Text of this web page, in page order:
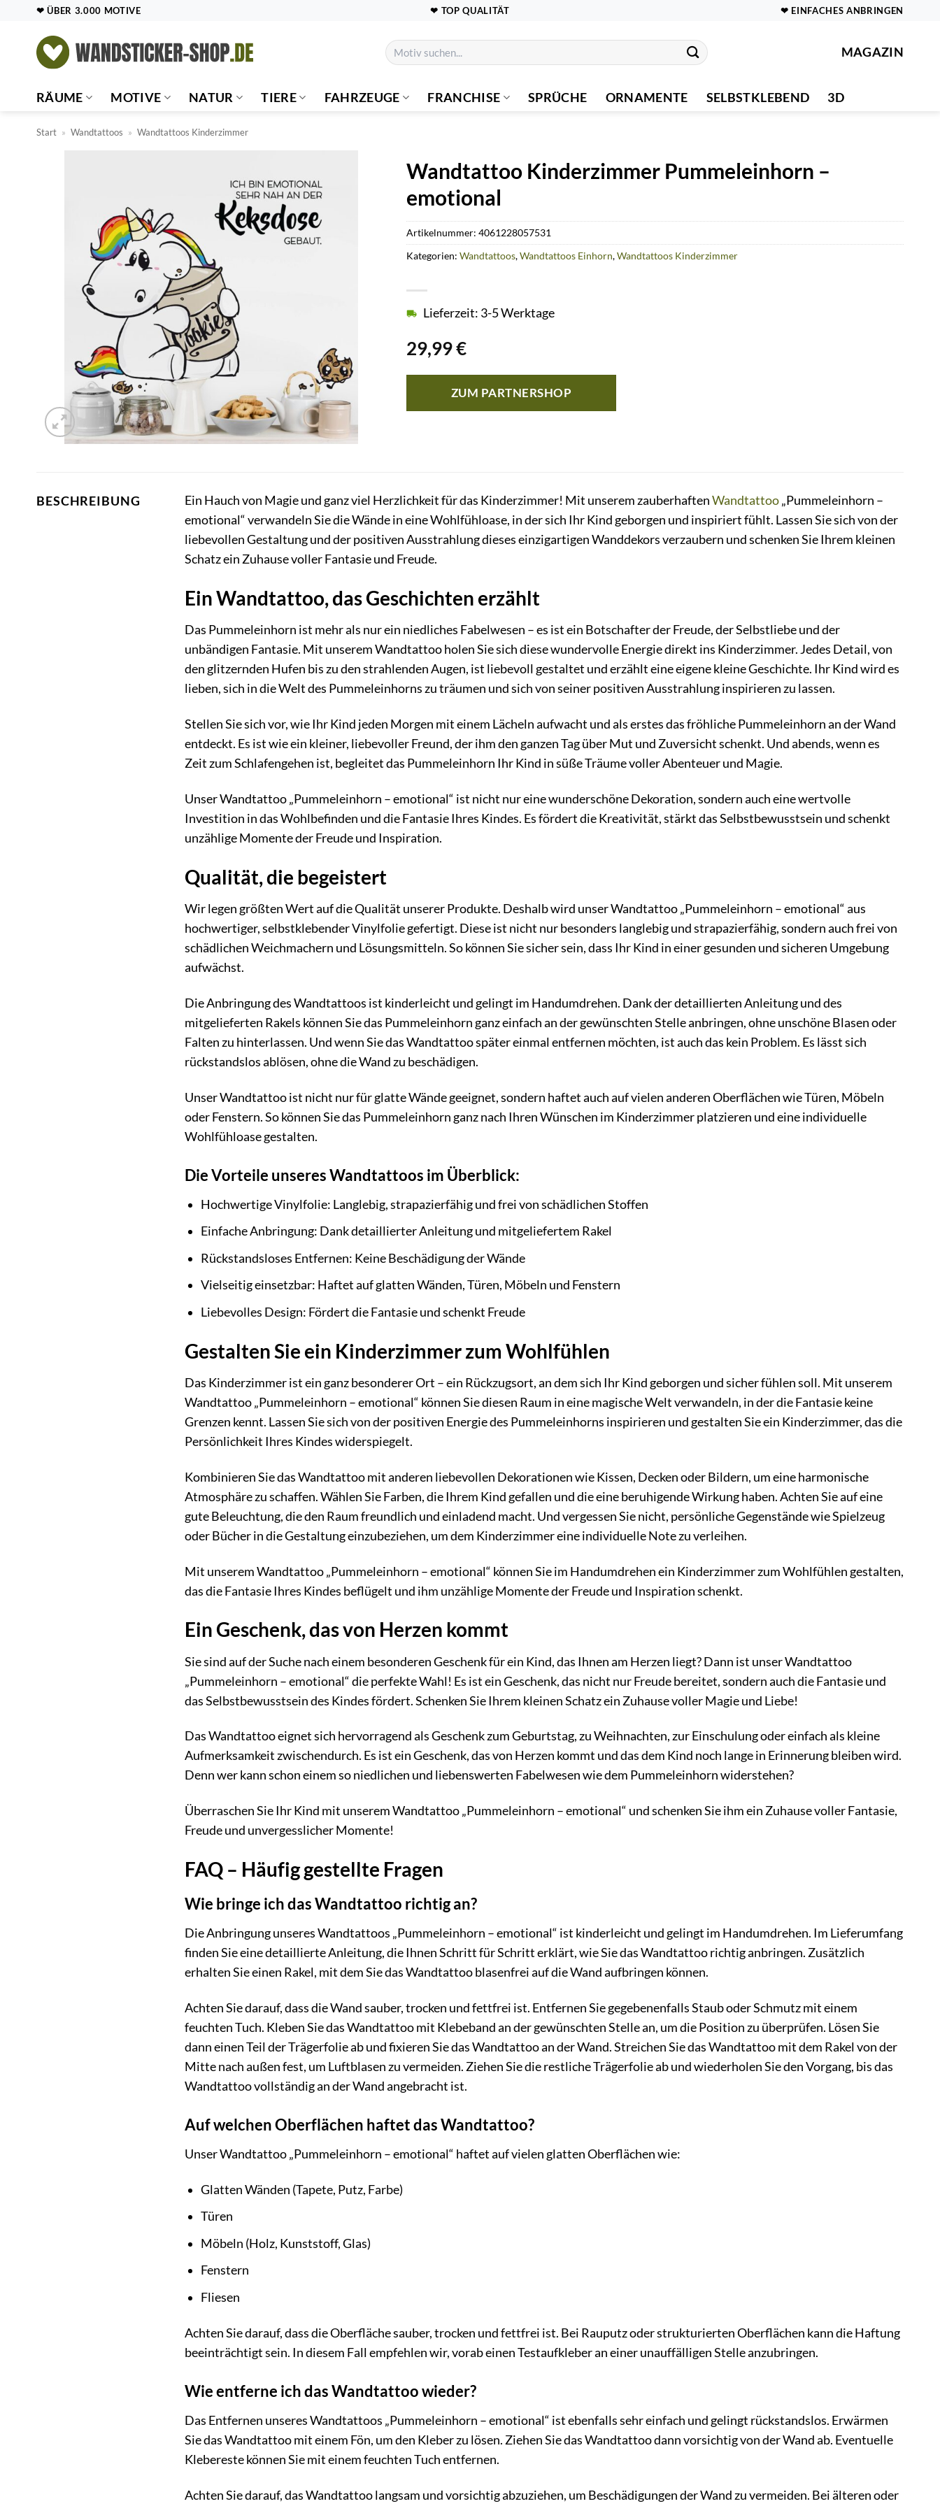
springen
❤ ÜBER 3.000 MOTIVE ❤ TOP QUALITÄT ❤ EINFACHES ANBRINGEN
Suchen
nach:
MAGAZIN
RÄUME MOTIVE NATUR TIERE FAHRZEUGE FRANCHISE SPRÜCHE ORNAMENTE SELBSTKLEBEND 3D
Start » Wandtattoos » Wandtattoos Kinderzimmer
Wandtattoo Kinderzimmer Pummeleinhorn –
emotional
29,99€
Lieferzeit: 3-5 Werktage
ZUM PARTNERSHOP
Artikelnummer:4061228057531
Kategorien:Wandtattoos,Wandtattoos Einhorn,Wandtattoos Kinderzimmer
BESCHREIBUNG Ein Hauch von Magie und ganz viel Herzlichkeit für das Kinderzimmer! Mit unserem zauberhaftenWandtattoo„Pummeleinhorn –
emotional“ verwandeln Sie die Wände in eine Wohlfühloase, in der sich Ihr Kind geborgen und inspiriert fühlt. Lassen Sie sich von der
liebevollen Gestaltung und der positiven Ausstrahlung dieses einzigartigen Wanddekors verzaubern und schenken Sie Ihrem kleinen
Schatz ein Zuhause voller Fantasie und Freude.
Ein Wandtattoo, das Geschichten erzählt
Das Pummeleinhorn ist mehr als nur ein niedliches Fabelwesen – es ist ein Botschafter der Freude, der Selbstliebe und der
unbändigen Fantasie. Mit unserem Wandtattoo holen Sie sich diese wundervolle Energie direkt ins Kinderzimmer. Jedes Detail, von
den glitzernden Hufen bis zu den strahlenden Augen, ist liebevoll gestaltet und erzählt eine eigene kleine Geschichte. Ihr Kind wird es
lieben, sich in die Welt des Pummeleinhorns zu träumen und sich von seiner positiven Ausstrahlung inspirieren zu lassen.
Stellen Sie sich vor, wie Ihr Kind jeden Morgen mit einem Lächeln aufwacht und als erstes das fröhliche Pummeleinhorn an der Wand
entdeckt. Es ist wie ein kleiner, liebevoller Freund, der ihm den ganzen Tag über Mut und Zuversicht schenkt. Und abends, wenn es
Zeit zum Schlafengehen ist, begleitet das Pummeleinhorn Ihr Kind in süße Träume voller Abenteuer und Magie.
Unser Wandtattoo „Pummeleinhorn – emotional“ ist nicht nur eine wunderschöne Dekoration, sondern auch eine wertvolle
Investition in das Wohlbefinden und die Fantasie Ihres Kindes. Es fördert die Kreativität, stärkt das Selbstbewusstsein und schenkt
unzählige Momente der Freude und Inspiration.
Qualität, die begeistert
Wir legen größten Wert auf die Qualität unserer Produkte. Deshalb wird unser Wandtattoo „Pummeleinhorn – emotional“ aus
hochwertiger, selbstklebender Vinylfolie gefertigt. Diese ist nicht nur besonders langlebig und strapazierfähig, sondern auch frei von
schädlichen Weichmachern und Lösungsmitteln. So können Sie sicher sein, dass Ihr Kind in einer gesunden und sicheren Umgebung
aufwächst.
Die Anbringung des Wandtattoos ist kinderleicht und gelingt im Handumdrehen. Dank der detaillierten Anleitung und des
mitgelieferten Rakels können Sie das Pummeleinhorn ganz einfach an der gewünschten Stelle anbringen, ohne unschöne Blasen oder
Falten zu hinterlassen. Und wenn Sie das Wandtattoo später einmal entfernen möchten, ist auch das kein Problem. Es lässt sich
rückstandslos ablösen, ohne die Wand zu beschädigen.
Unser Wandtattoo ist nicht nur für glatte Wände geeignet, sondern haftet auch auf vielen anderen Oberflächen wie Türen, Möbeln
oder Fenstern. So können Sie das Pummeleinhorn ganz nach Ihren Wünschen im Kinderzimmer platzieren und eine individuelle
Wohlfühloase gestalten.
Die Vorteile unseres Wandtattoos im Überblick:
Hochwertige Vinylfolie: Langlebig, strapazierfähig und frei von schädlichen Stoffen
Einfache Anbringung: Dank detaillierter Anleitung und mitgeliefertem Rakel
Rückstandsloses Entfernen: Keine Beschädigung der Wände
Vielseitig einsetzbar: Haftet auf glatten Wänden, Türen, Möbeln und Fenstern
Liebevolles Design: Fördert die Fantasie und schenkt Freude
Gestalten Sie ein Kinderzimmer zum Wohlfühlen
Das Kinderzimmer ist ein ganz besonderer Ort – ein Rückzugsort, an dem sich Ihr Kind geborgen und sicher fühlen soll. Mit unserem
Wandtattoo „Pummeleinhorn – emotional“ können Sie diesen Raum in eine magische Welt verwandeln, in der die Fantasie keine
Grenzen kennt. Lassen Sie sich von der positiven Energie des Pummeleinhorns inspirieren und gestalten Sie ein Kinderzimmer, das die
Persönlichkeit Ihres Kindes widerspiegelt.
Kombinieren Sie das Wandtattoo mit anderen liebevollen Dekorationen wie Kissen, Decken oder Bildern, um eine harmonische
Atmosphäre zu schaffen. Wählen Sie Farben, die Ihrem Kind gefallen und die eine beruhigende Wirkung haben. Achten Sie auf eine
gute Beleuchtung, die den Raum freundlich und einladend macht. Und vergessen Sie nicht, persönliche Gegenstände wie Spielzeug
oder Bücher in die Gestaltung einzubeziehen, um dem Kinderzimmer eine individuelle Note zu verleihen.
Mit unserem Wandtattoo „Pummeleinhorn – emotional“ können Sie im Handumdrehen ein Kinderzimmer zum Wohlfühlen gestalten,
das die Fantasie Ihres Kindes beflügelt und ihm unzählige Momente der Freude und Inspiration schenkt.
Ein Geschenk, das von Herzen kommt
Sie sind auf der Suche nach einem besonderen Geschenk für ein Kind, das Ihnen am Herzen liegt? Dann ist unser Wandtattoo
„Pummeleinhorn – emotional“ die perfekte Wahl! Es ist ein Geschenk, das nicht nur Freude bereitet, sondern auch die Fantasie und
das Selbstbewusstsein des Kindes fördert. Schenken Sie Ihrem kleinen Schatz ein Zuhause voller Magie und Liebe!
Das Wandtattoo eignet sich hervorragend als Geschenk zum Geburtstag, zu Weihnachten, zur Einschulung oder einfach als kleine
Aufmerksamkeit zwischendurch. Es ist ein Geschenk, das von Herzen kommt und das dem Kind noch lange in Erinnerung bleiben wird.
Denn wer kann schon einem so niedlichen und liebenswerten Fabelwesen wie dem Pummeleinhorn widerstehen?
Überraschen Sie Ihr Kind mit unserem Wandtattoo „Pummeleinhorn – emotional“ und schenken Sie ihm ein Zuhause voller Fantasie,
Freude und unvergesslicher Momente!
FAQ – Häufig gestellte Fragen
Wie bringe ich das Wandtattoo richtig an?
Die Anbringung unseres Wandtattoos „Pummeleinhorn – emotional“ ist kinderleicht und gelingt im Handumdrehen. Im Lieferumfang
finden Sie eine detaillierte Anleitung, die Ihnen Schritt für Schritt erklärt, wie Sie das Wandtattoo richtig anbringen. Zusätzlich
erhalten Sie einen Rakel, mit dem Sie das Wandtattoo blasenfrei auf die Wand aufbringen können.
Achten Sie darauf, dass die Wand sauber, trocken und fettfrei ist. Entfernen Sie gegebenenfalls Staub oder Schmutz mit einem
feuchten Tuch. Kleben Sie das Wandtattoo mit Klebeband an der gewünschten Stelle an, um die Position zu überprüfen. Lösen Sie
dann einen Teil der Trägerfolie ab und fixieren Sie das Wandtattoo an der Wand. Streichen Sie das Wandtattoo mit dem Rakel von der
Mitte nach außen fest, um Luftblasen zu vermeiden. Ziehen Sie die restliche Trägerfolie ab und wiederholen Sie den Vorgang, bis das
Wandtattoo vollständig an der Wand angebracht ist.
Auf welchen Oberflächen haftet das Wandtattoo?
Unser Wandtattoo „Pummeleinhorn – emotional“ haftet auf vielen glatten Oberflächen wie:
Glatten Wänden (Tapete, Putz, Farbe)
Türen
Möbeln (Holz, Kunststoff, Glas)
Fenstern
Fliesen
Achten Sie darauf, dass die Oberfläche sauber, trocken und fettfrei ist. Bei Rauputz oder strukturierten Oberflächen kann die Haftung
beeinträchtigt sein. In diesem Fall empfehlen wir, vorab einen Testaufkleber an einer unauffälligen Stelle anzubringen.
Wie entferne ich das Wandtattoo wieder?
Das Entfernen unseres Wandtattoos „Pummeleinhorn – emotional“ ist ebenfalls sehr einfach und gelingt rückstandslos. Erwärmen
Sie das Wandtattoo mit einem Fön, um den Kleber zu lösen. Ziehen Sie das Wandtattoo dann vorsichtig von der Wand ab. Eventuelle
Klebereste können Sie mit einem feuchten Tuch entfernen.
Achten Sie darauf, das Wandtattoo langsam und vorsichtig abzuziehen, um Beschädigungen der Wand zu vermeiden. Bei älteren oder